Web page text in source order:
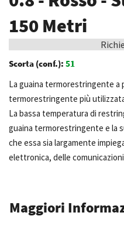
150 Metri
Scorta (conf.): 51
La guaina termorestringente a
termorestringente più
La bassa temperatura di
guaina termorestringente e la
che essa sia largamente
elettronica, delle
Maggiori